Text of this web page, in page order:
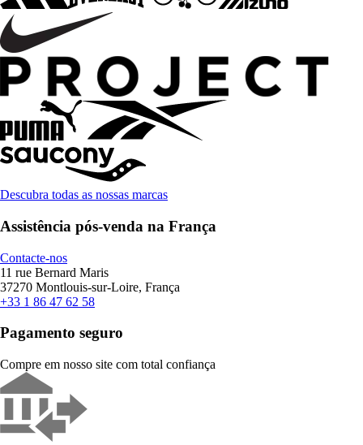
Descubra todas as nossas marcas
Assistência pós-venda na França
Contacte-nos
11 rue Bernard Maris
37270 Montlouis-sur-Loire, França
+33 1 86 47 62 58
Pagamento seguro
Compre em nosso site com total confiança